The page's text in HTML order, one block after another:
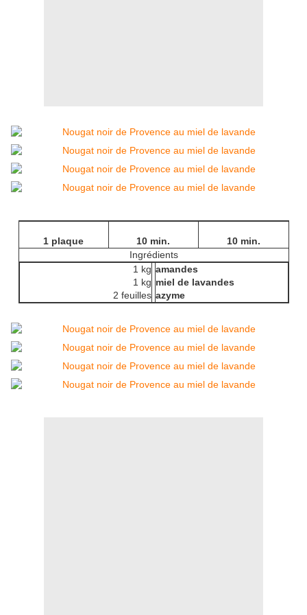
1 plaque 10 min.
10 min.
Ingrédients
1 kg
1 kg
2 feuilles
amandes
miel de lavandes
azyme